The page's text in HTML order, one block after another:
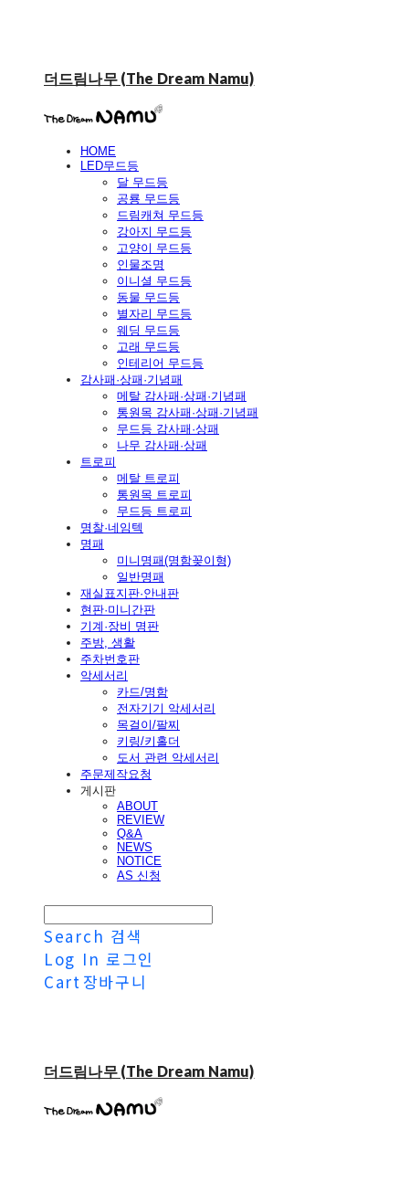
더드림나무 (The Dream Namu)
HOME
LED무드등
달 무드등
공룡 무드등
드림캐쳐 무드등
강아지 무드등
고양이 무드등
인물조명
이니셜 무드등
동물 무드등
별자리 무드등
웨딩 무드등
고래 무드등
인테리어 무드등
감사패·상패·기념패
메탈 감사패·상패·기념패
통원목 감사패·상패·기념패
무드등 감사패·상패
나무 감사패·상패
트로피
메탈 트로피
통원목 트로피
무드등 트로피
명찰·네임텍
명패
미니명패(명함꽂이형)
일반명패
재실표지판·안내판
현판·미니간판
기계·장비 명판
주방, 생활
주차번호판
악세서리
카드/명함
전자기기 악세서리
목걸이/팔찌
키링/키홀더
도서 관련 악세서리
주문제작요청
게시판
ABOUT
REVIEW
Q&A
NEWS
NOTICE
AS 신청
Search 검색
Log In 로그인
Cart 장바구니
더드림나무 (The Dream Namu)